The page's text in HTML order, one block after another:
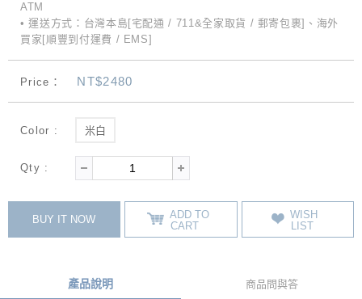
ATM
• 運送方式：台灣本島[宅配通 / 711&全家取貨 / 郵寄包裹]、海外
買家[順豐到付運費 / EMS]
Price： NT$2480
Color : 米白
Qty :
BUY IT NOW
ADD TO
CART
WISH
LIST
產品說明 商品問與答